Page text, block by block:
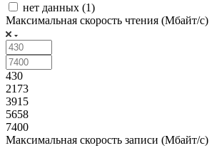
нет данных (1)
Максимальная скорость чтения (Мбайт/с)
430
2173
3915
5658
7400
Максимальная скорость записи (Мбайт/с)